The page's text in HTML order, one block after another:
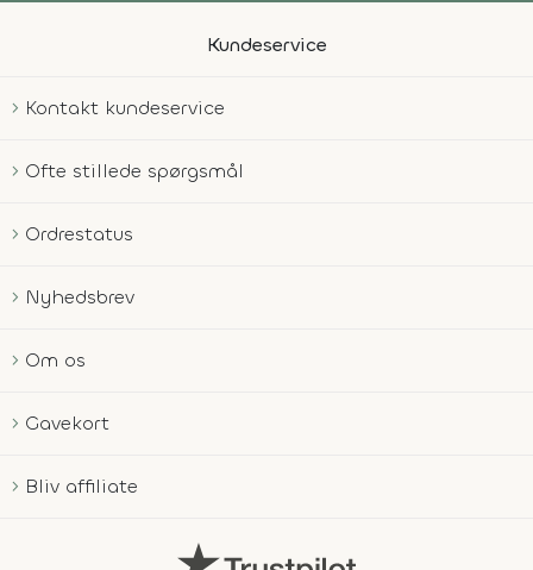
Kundeservice
Kontakt kundeservice
Ofte stillede spørgsmål
Ordrestatus
Nyhedsbrev
Om os
Gavekort
Bliv affiliate